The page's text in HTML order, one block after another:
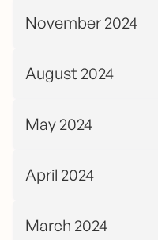
November 2024
August 2024
May 2024
April 2024
March 2024